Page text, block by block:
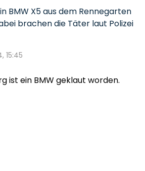
BMW X5 aus dem Rennegarten
brachen die Täter laut Polizei
15:45